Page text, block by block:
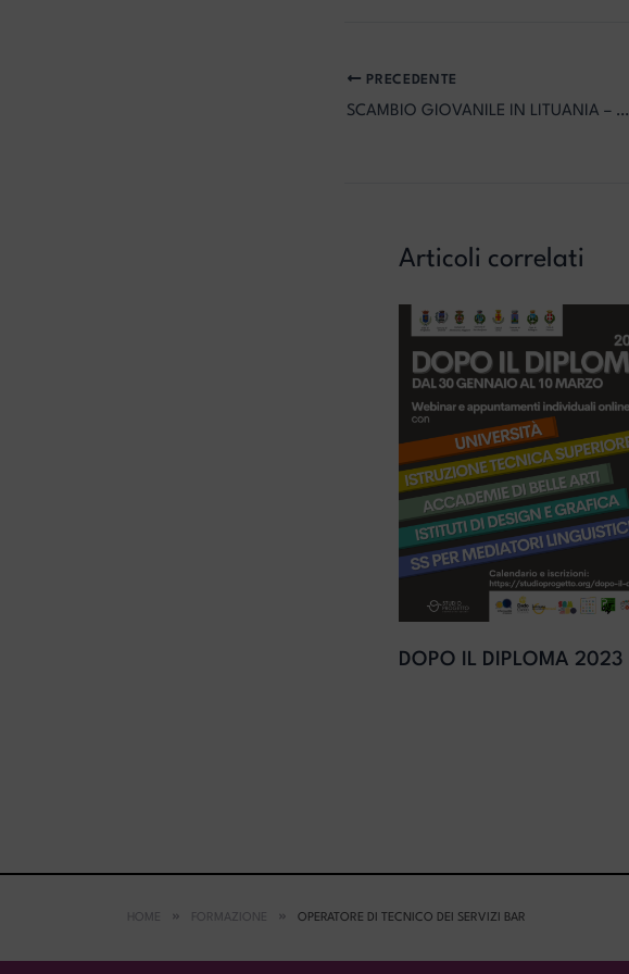
PRECEDENTE
SCAMBIO GIOVANILE IN LITUANIA – SU MODA SOSTENIBILE ECONSUMO CONSAPEVOLE
Articoli correlati
DOPO IL DIPLOMA 2023
HOME FORMAZIONE OPERATORE DI TECNICO DEI SERVIZI BAR